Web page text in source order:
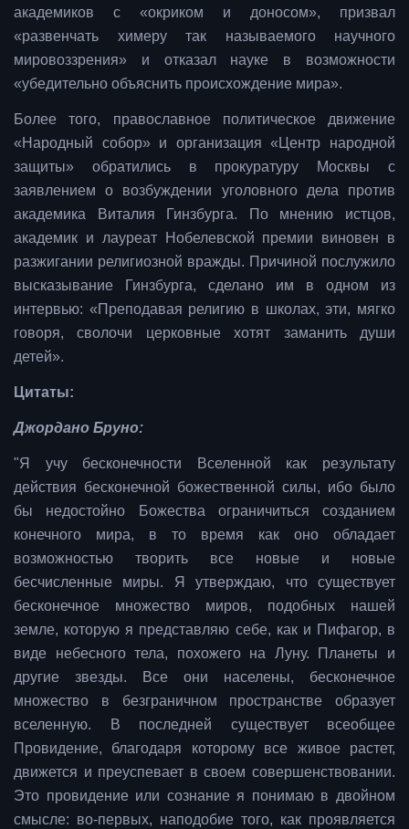
академиков с «окриком и доносом», призвал
«развенчать химеру так называемого научного
мировоззрения» и отказал науке в возможности
«убедительно объяснить происхождение мира».
Более того, православное политическое движение
«Народный собор» и организация «Центр народной
защиты» обратились в прокуратуру Москвы с
заявлением о возбуждении уголовного дела против
академика Виталия Гинзбурга. По мнению истцов,
академик и лауреат Нобелевской премии виновен в
разжигании религиозной вражды. Причиной послужило
высказывание Гинзбурга, сделано им в одном из
интервью: «Преподавая религию в школах, эти, мягко
говоря, сволочи церковные хотят заманить души
детей».
Цитаты:
Джордано Бруно:
"Я учу бесконечности Вселенной как результату
действия бесконечной божественной силы, ибо было
бы недостойно Божества ограничиться созданием
конечного мира, в то время как оно обладает
возможностью творить все новые и новые
бесчисленные миры. Я утверждаю, что существует
бесконечное множество миров, подобных нашей
земле, которую я представляю себе, как и Пифагор, в
виде небесного тела, похожего на Луну. Планеты и
другие звезды. Все они населены, бесконечное
множество в безграничном пространстве образует
вселенную. В последней существует всеобщее
Провидение, благодаря которому все живое растет,
движется и преуспевает в своем совершенствовании.
Это провидение или сознание я понимаю в двойном
смысле: во-первых, наподобие того, как проявляется